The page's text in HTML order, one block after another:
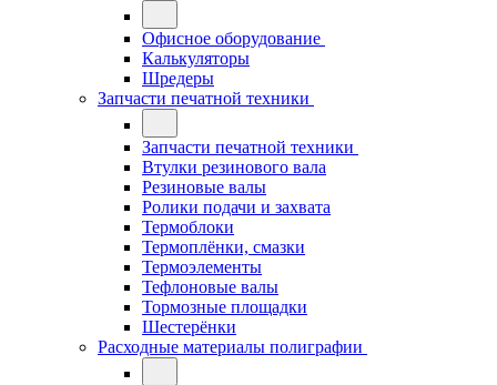
Офисное оборудование
Калькуляторы
Шредеры
Запчасти печатной техники
Запчасти печатной техники
Втулки резинового вала
Резиновые валы
Ролики подачи и захвата
Термоблоки
Термоплёнки, смазки
Термоэлементы
Тефлоновые валы
Тормозные площадки
Шестерёнки
Расходные материалы полиграфии